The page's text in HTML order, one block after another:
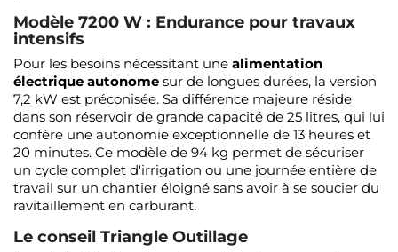
Modèle 7200 W : Endurance pour travaux
intensifs
Pour les besoins nécessitant une alimentation
électrique autonome sur de longues durées, la version
7,2 kW est préconisée. Sa différence majeure réside
dans son réservoir de grande capacité de 25 litres, qui lui
confère une autonomie exceptionnelle de 13 heures et
20 minutes. Ce modèle de 94 kg permet de sécuriser
un cycle complet d'irrigation ou une journée entière de
travail sur un chantier éloigné sans avoir à se soucier du
ravitaillement en carburant.
Le conseil Triangle Outillage